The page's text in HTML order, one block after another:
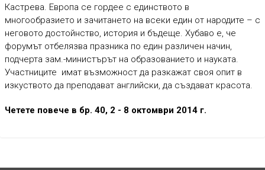
Кастрева. Европа се гордее с единството в
многообразието и зачитането на всеки един от народите – с
неговото достойнство, история и бъдеще. Хубаво е, че
форумът отбелязва празника по един различен начин,
подчерта зам.-министърът на образованието и науката.
Участниците имат възможност да разкажат своя опит в
изкуството да преподават английски, да създават красота.
Четете повече в бр. 40, 2 - 8 октомври 2014 г.